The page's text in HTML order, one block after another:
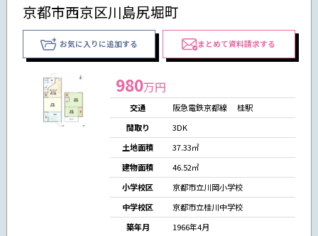
京都市西京区川島尻堀町
お気に入りに追加する まとめて資料請求する
980万円
交通
阪急電鉄京都線 桂駅
間取り
3DK
土地面積
37.33㎡
建物面積
46.52㎡
小学校区
京都市立川岡小学校
中学校区
京都市立桂川中学校
築年月
1966年4月